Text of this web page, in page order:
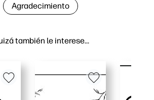
también le interese…
Agradecimiento